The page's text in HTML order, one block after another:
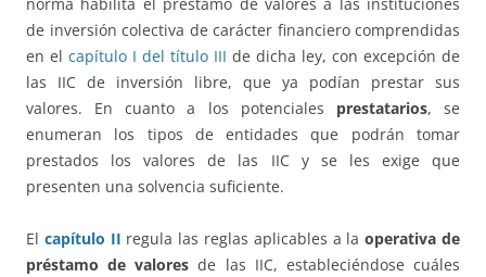
de inversión colectiva de carácter financiero comprendidas
en el capítulo I del título III de dicha ley, con excepción de
las IIC de inversión libre, que ya podían prestar sus
valores. En cuanto a los potenciales prestatarios, se
enumeran los tipos de entidades que podrán tomar
prestados los valores de las IIC y se les exige que
presenten una solvencia suficiente.
El capítulo II regula las reglas aplicables a laoperativa de
préstamo de valores de las IIC, estableciéndose cuáles